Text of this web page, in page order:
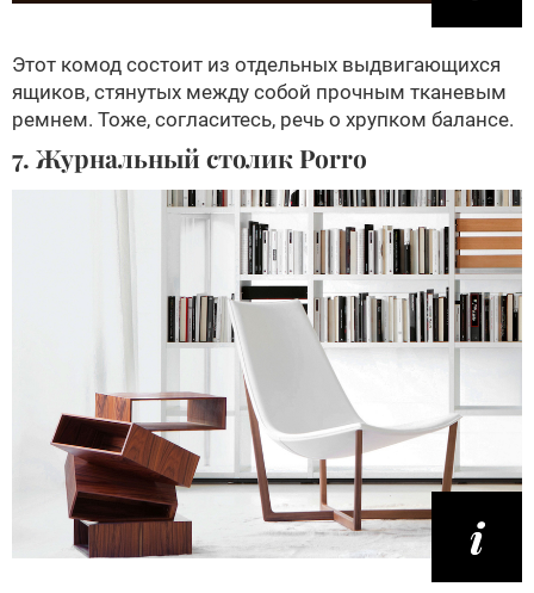
Этот комод состоит из отдельных выдвигающихся
ящиков, стянутых между собой прочным тканевым
ремнем. Тоже, согласитесь, речь о хрупком балансе.
7. Журнальный столик Porro